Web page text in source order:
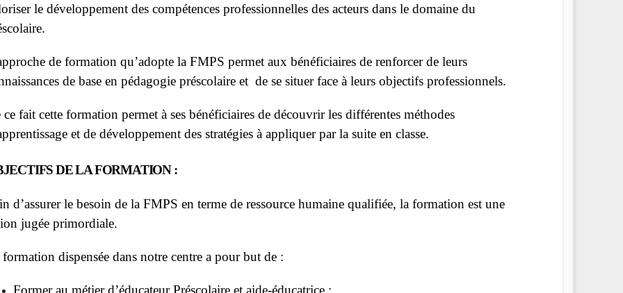
le développement des compétences professionnelles des acteurs dans le domaine du
de formation qu’adopte la FMPS permet aux bénéficiaires de renforcer de leurs
de base en pédagogie préscolaire et de se situer face à leurs objectifs professionnels.
ce fait cette formation permet à ses bénéficiaires de découvrir les différentes méthodes
et de développement des stratégies à appliquer par la suite en classe.
DE LA FORMATION :
d’assurer le besoin de la FMPS en terme de ressource humaine qualifiée, la formation est une
jugée primordiale.
dispensée dans notre centre a pour but de :
Former au métier d’éducateur Préscolaire et aide-éducatrice ;